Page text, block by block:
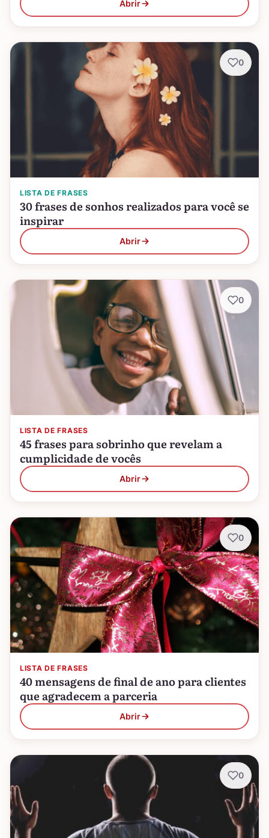
Abrir
LISTA DE FRASES
30 frases de sonhos realizados para você se
inspirar
Abrir
0
LISTA DE FRASES
45 frases para sobrinho que revelam a
cumplicidade de vocês
Abrir
0
LISTA DE FRASES
40 mensagens de final de ano para clientes
que agradecem a parceria
Abrir
0
0